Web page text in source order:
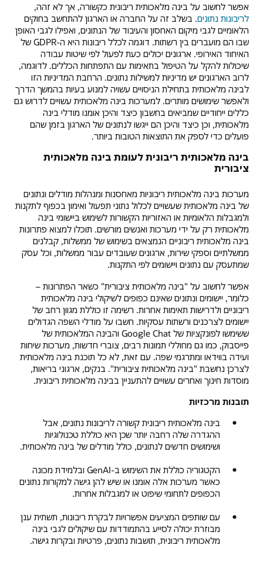
אפשר לחשוב על בינה מלאכותית ריבונית כקשורה, אך לא זהה,
לריבונות נתונים. בשלב זה על החברה או הארגון להתחשב בחוקים
הלאומיים לגבי מיקום האחסון והעיבוד של הנתונים, ואפילו לגבי האופן
שבו הם מועברים בין רשתות. דוגמה לכלל ריבונות היא ה-GDPR של
האיחוד האירופי. ארגונים יכולים כעת לפעול לפי שיטות עבודה
שיכולות להקל על הטיפול בתאימות עם התפתחות הכללים. לדוגמה,
לרוב הארגונים יש מדיניות למשילות נתונים. הרחבת המדיניות הזו
לבינה מלאכותית בתחילת הניסויים עשויה למנוע בעיות בהמשך הדרך
ולאפשר שימושים מותרים. למערכות בינה מלאכותית עשויים לדרוש גם
כללים ייחודיים שמביאים בחשבון כיצד והיכן אומנו מודלי בינה
מלאכותית, וכן כיצד והיכן הם ייגשו לנתונים של הארגון בזמן שהם
פועלים כדי לספק את התוצאות הטובות ביותר.
בינה מלאכותית ריבונית לעומת בינה מלאכותית
ציבורית
מערכות בינה מלאכותית ריבוניות מאחסנות ומנהלות מודלים ונתונים
של בינה מלאכותית שעשויים לכלול נתוני תפעול ואימון בכפוף לתקנות
ולמגבלות הלאומיות או האזוריות הקשורות לשימוש ביישומי בינה
מלאכותית רק על ידי מערכות ואנשים מורשים. תוכלו למצוא פתרונות
בינה מלאכותית ריבוניים הנמצאים בשימוש של ממשלות, קבלנים
ממשלתיים וספקי שירות, ארגונים שעובדים עבור ממשלות, וכל עסק
שמתעסק עם נתונים ויישומים לפי התקנות.
אפשר לחשוב על "בינה מלאכותית ציבורית" כשאר הפתרונות –
כלומר, יישומים ונתונים שאינם כפופים לשיקולי בינה מלאכותית
ריבוניים ולדרישות תאימות אחרות. רשימה זו כוללת מגוון רחב של
יישומים לצרכנים ורשתות עסקיות. חשבו על מודלי השפה הגדולים
ששימשו לפונקציות של Google Chat והבינה המלאכותית של
פייסבוק, כמו גם מחוללי תמונות רבים, צוברי חדשות, מערכות שיחות
ועידה בווידאו ומתרגמי שפה. עם זאת, לא כל תוכנת בינה מלאכותית
לצרכן נחשבת "בינה מלאכותית ציבורית". בנקים, ארגוני בריאות,
מוסדות חינוך ואחרים עשויים להתעניין בבינה מלאכותית ריבונית.
תובנות מרכזיות
בינה מלאכותית ריבונית קשורה לריבונות נתונים, אבל
ההגדרה שלה רחבה יותר שכן היא כוללת טכנולוגיות
ושימושים חדשים לנתונים, כולל מודלים של בינה מלאכותית.
הקטגוריה כוללת את השימוש ב-GenAI ובלמידת מכונה
כאשר מערכות אלה אומנו או שיש להן גישה למקורות נתונים
הכפופים לתחומי שיפוט או למגבלות אחרות.
עם שותפים המציעים אפשרויות לבקרת ריבונות, תשתית ענן
מבוזרת יכולה לסייע בהתמודדות עם שיקולים לגבי בינה
מלאכותית ריבונית, תושבות נתונים, פרטיות ובקרות גישה.